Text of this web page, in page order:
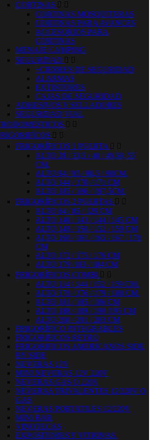
CORTINAS  
CORTINAS MOSQUITERAS
CORTINAS PARA AVANCES
ACCESORIOS PARA
CORTINAS
MENAJE CAMPING
SEGURIDAD  
+CIERRES DE SEGURIDAD
ALARMAS
EXTINTORES
CAJAS DE SEGURIDAD
ADHESIVOS Y SELLADORES
SEGURIDAD VIAL
 
 
FRIGORÍFICOS 1 PUERTA  
ALTO 28 / 33,5 / 40 / 49,50, 55
CM.
ALTO 84 / 85 / 86,5 / 90CM.
ALTO 144 / 170 / 171 CM
ALTO 185 / 186 / 187,5CM.
FRIGORÍFICOS 2 PUERTAS  
ALTO 84 / 85 / 129 CM
ALTO 140 / 143 / 144 / 145 CM
ALTO 148 / 150 / 152 / 159 CM
ALTO 160 / 161 / 165 / 167 / 170
CM
ALTO 172 / 175 / 176 CM
ALTO 179 /183 / 184 CM
FRIGORÍFICOS COMBI  
ALTO 114 / 144 / 152 / 159 CM.
ALTO 170 / 176 / 179 / 180 CM.
ALTO 181 / 185 / 186 CM
ALTO 188 / 189 / 190 /195 CM
ALTO 200 / 201 / 203 CM
FRIGORÍFICO INTEGRABLES
FRIGORIFICOS RETRO
FRIGORIFICOS AMERICANOS SIDE
BY SIDE
NEVERAS 12V
MINI NEVERAS 12V 220V
NEVERAS GAS O 220V
NEVERAS TRIVALENTES 12/220V O
GAS
NEVERAS PORTATILES 12/220V
MINI BAR
VINOTECAS
EXPOSITORES Y VITRINAS.